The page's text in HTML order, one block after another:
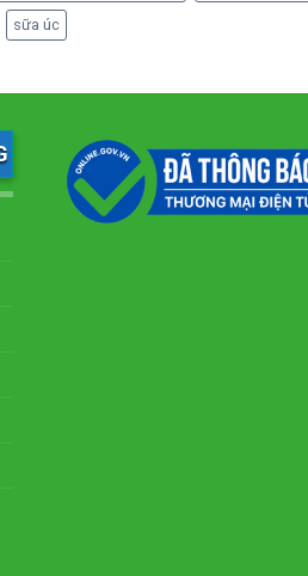
sữa úc